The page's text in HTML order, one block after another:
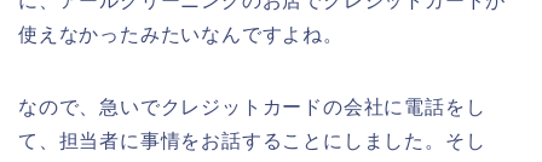
使えなかったみたいなんですよね。
なので、急いでクレジットカードの会社に電話をし
て、担当者に事情をお話することにしました。そし